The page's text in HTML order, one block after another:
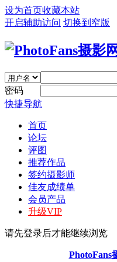
设为首页收藏本站
开启辅助访问 切换到窄版
密码
快捷导航
首页
论坛
评图
推荐作品
签约摄影师
佳友成绩单
会员产品
升级VIP
请先登录后才能继续浏览
PhotoFans